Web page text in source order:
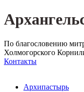
По благословению
Холмогорского
Контакты
Архипастырь